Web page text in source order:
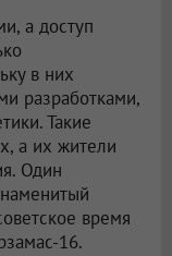
а доступ
в них
разработками,
Такие
а их жители
Один
время
16.